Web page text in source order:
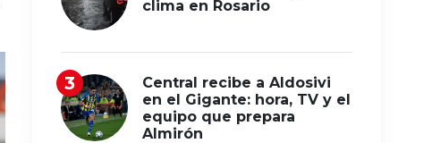
clima en Rosario
Central recibe a Aldosivi
en el Gigante: hora, TV y el
equipo que prepara
Almirón